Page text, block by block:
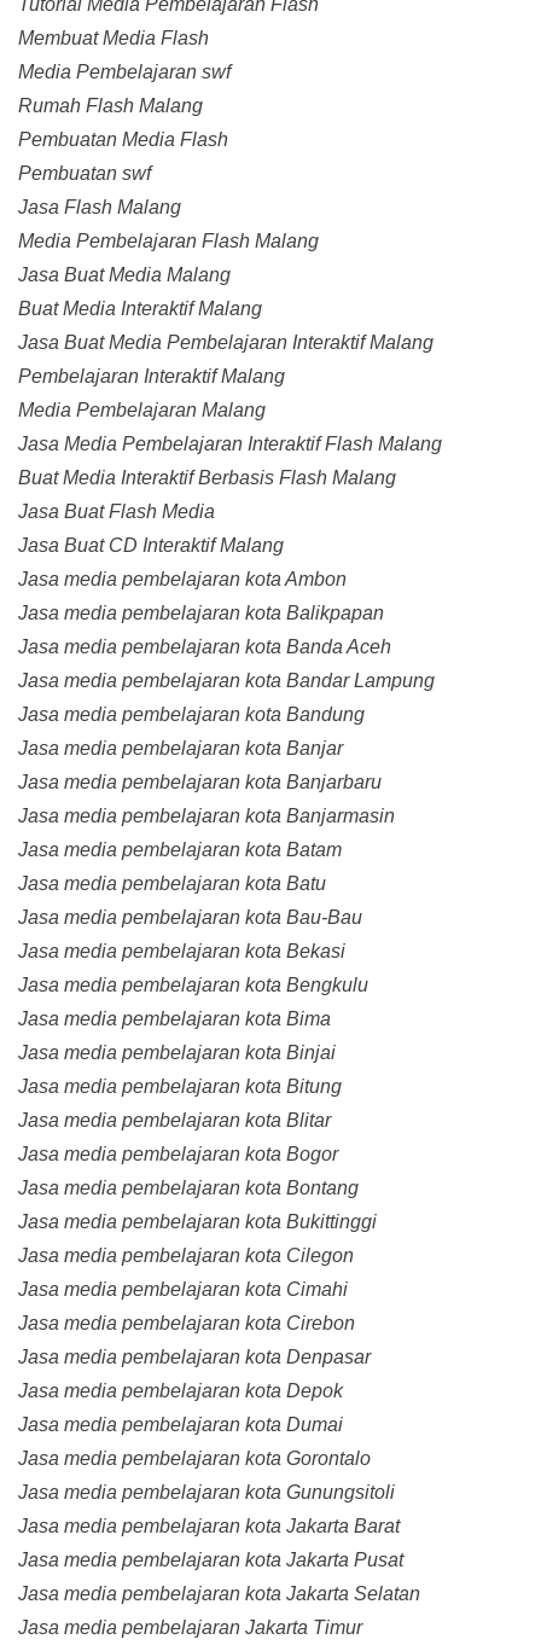
Tutorial Media Pembelajaran Flash
Membuat Media Flash
Media Pembelajaran swf
Rumah Flash Malang
Pembuatan Media Flash
Pembuatan swf
Jasa Flash Malang
Media Pembelajaran Flash Malang
Jasa Buat Media Malang
Buat Media Interaktif Malang
Jasa Buat Media Pembelajaran Interaktif Malang
Pembelajaran Interaktif Malang
Media Pembelajaran Malang
Jasa Media Pembelajaran Interaktif Flash Malang
Buat Media Interaktif Berbasis Flash Malang
Jasa Buat Flash Media
Jasa Buat CD Interaktif Malang
Jasa media pembelajaran kota Ambon
Jasa media pembelajaran kota Balikpapan
Jasa media pembelajaran kota Banda Aceh
Jasa media pembelajaran kota Bandar Lampung
Jasa media pembelajaran kota Bandung
Jasa media pembelajaran kota Banjar
Jasa media pembelajaran kota Banjarbaru
Jasa media pembelajaran kota Banjarmasin
Jasa media pembelajaran kota Batam
Jasa media pembelajaran kota Batu
Jasa media pembelajaran kota Bau-Bau
Jasa media pembelajaran kota Bekasi
Jasa media pembelajaran kota Bengkulu
Jasa media pembelajaran kota Bima
Jasa media pembelajaran kota Binjai
Jasa media pembelajaran kota Bitung
Jasa media pembelajaran kota Blitar
Jasa media pembelajaran kota Bogor
Jasa media pembelajaran kota Bontang
Jasa media pembelajaran kota Bukittinggi
Jasa media pembelajaran kota Cilegon
Jasa media pembelajaran kota Cimahi
Jasa media pembelajaran kota Cirebon
Jasa media pembelajaran kota Denpasar
Jasa media pembelajaran kota Depok
Jasa media pembelajaran kota Dumai
Jasa media pembelajaran kota Gorontalo
Jasa media pembelajaran kota Gunungsitoli
Jasa media pembelajaran kota Jakarta Barat
Jasa media pembelajaran kota Jakarta Pusat
Jasa media pembelajaran kota Jakarta Selatan
Jasa media pembelajaran Jakarta Timur